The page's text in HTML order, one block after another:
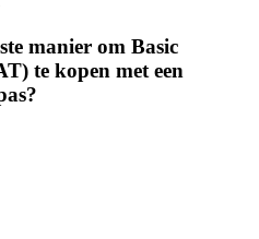
manier om Basic
te kopen met een